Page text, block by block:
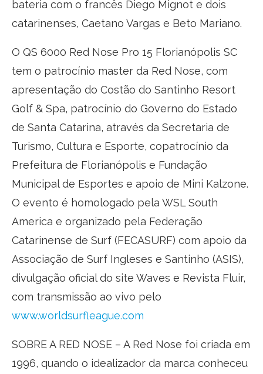
bateria com o francês Diego Mignot e dois
catarinenses, Caetano Vargas e Beto Mariano.
O QS 6000 Red Nose Pro 15 Florianópolis SC
tem o patrocínio master da Red Nose, com
apresentação do Costão do Santinho Resort
Golf & Spa, patrocínio do Governo do Estado
de Santa Catarina, através da Secretaria de
Turismo, Cultura e Esporte, copatrocínio da
Prefeitura de Florianópolis e Fundação
Municipal de Esportes e apoio de Mini Kalzone.
O evento é homologado pela WSL South
America e organizado pela Federação
Catarinense de Surf (FECASURF) com apoio da
Associação de Surf Ingleses e Santinho (ASIS),
divulgação oficial do site Waves e Revista Fluir,
com transmissão ao vivo pelo
www.worldsurfleague.com
SOBRE A RED NOSE – A Red Nose foi criada em
1996, quando o idealizador da marca conheceu